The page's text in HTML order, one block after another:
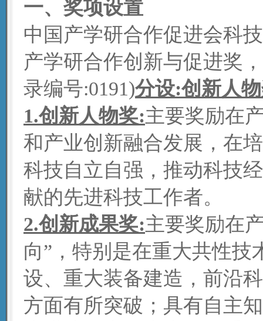
一、奖项设置
中国产学研合作促进会科
产学研合作创新与促进奖
录编号:0191)分设:创新人
1.创新人物奖:主要奖励在
和产业创新融合发展，在
科技自立自强，推动科技
献的先进科技工作者。
2.创新成果奖:主要奖励在
向”，特别是在重大共性
设、重大装备建造，前沿
方面有所突破；具有自主